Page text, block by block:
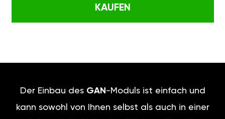
KAUFEN
Der Einbau des GAN -Moduls ist einfach und
kann sowohl von Ihnen selbst als auch in einer